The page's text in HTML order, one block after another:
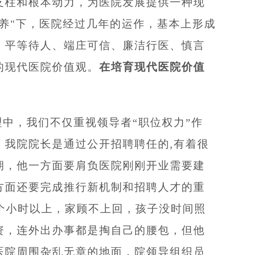
"下，医院经过几年的运作，基本上形成
等待人、端庄可信、廉洁行医、慎言
代医院价值观。 在培育现代医院价值
，我们不仅重视领导者“职位权力”作
院院长是通过公开招聘聘任的,有着很
他一方面要肩负医院刚刚开业需要建
还要完成推行新机制和招聘人才的重
时以上，家顾不上回，孩子没时间照
连外出办事都是掏自己的腰包，但他
周围杂乱无章的地面，院领导组织员